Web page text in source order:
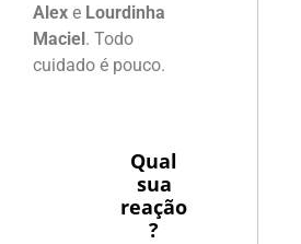
Alex e Lourdinha
Maciel . Todo
cuidado é pouco.
Qual
sua
reação
?